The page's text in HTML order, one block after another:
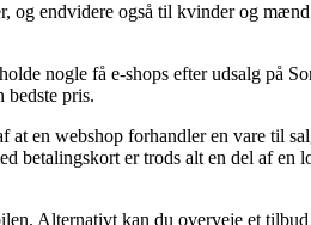
og endvidere også til kvinder og
nogle få e-shops efter udsalg på
bedste pris.
en webshop forhandler en vare til
betalingskort er trods alt en del af en
Alternativt kan du overveje et